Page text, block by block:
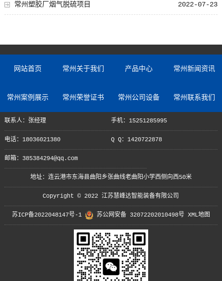
2022-07-23
常州塑胶厂烟气脱硫项目
网站首页 常州关于我们 产品中心 常州新闻资讯
常州案例展示 常州荣誉证书 常州公司设备 常州联系我们
联系人：张经理 手机：15251285995
电话：18036021380 Q Q：1420722878
邮箱：385384294@qq.com
地址：连云港市东海县曲阳乡张曲线老曲阳小学西侧向西50米
Copyright © 2022 江苏慧峰达智能装备有限公司
苏ICP备2022048147号-1 苏公网安备 32072202010498号 XML地图